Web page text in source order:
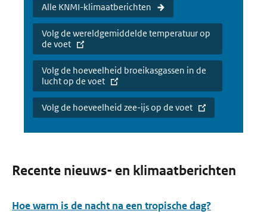
Alle KNMI-klimaatberichten
Volg de wereldgemiddelde temperatuur op
de voet
Volg de hoeveelheid broeikasgassen in de
lucht op de voet
Volg de hoeveelheid zee-ijs op de voet
Recente nieuws- en klimaatberichten
Hoe warm is de nacht na een tropische dag?